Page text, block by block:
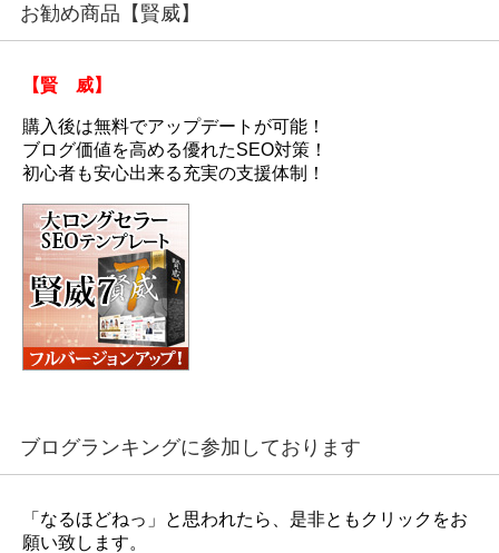
お勧め商品【賢威】
【賢 威】
購入後は無料でアップデートが可能！
ブログ価値を高める優れたSEO対策！
初心者も安心出来る充実の支援体制！
ブログランキングに参加しております
「なるほどねっ」と思われたら、是非ともクリックをお
願い致します。